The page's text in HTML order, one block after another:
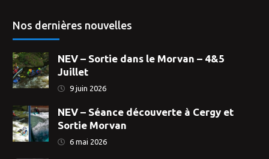
Nos dernières nouvelles
NEV – Sortie dans le Morvan – 4&5
Juillet
9 juin 2026
NEV – Séance découverte à Cergy et
Sortie Morvan
6 mai 2026